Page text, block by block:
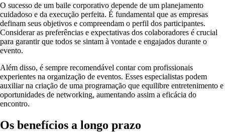
O sucesso de um baile corporativo depende de um planejamento
cuidadoso e da execução perfeita. É fundamental que as empresas
definam seus objetivos e compreendam o perfil dos participantes.
Considerar as preferências e expectativas dos colaboradores é crucial
para garantir que todos se sintam à vontade e engajados durante o
evento.
Além disso, é sempre recomendável contar com profissionais
experientes na organização de eventos. Esses especialistas podem
auxiliar na criação de uma programação que equilibre entretenimento e
oportunidades de networking, aumentando assim a eficácia do
encontro.
Os benefícios a longo prazo